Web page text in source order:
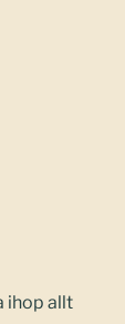
ihop allt